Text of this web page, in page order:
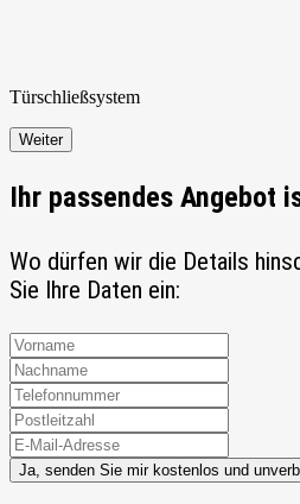
Türschließsystem
Weiter
Ihr passendes Angebot
Wo dürfen wir die Details
Sie Ihre Daten ein:
Ja, senden Sie mir kostenlos und